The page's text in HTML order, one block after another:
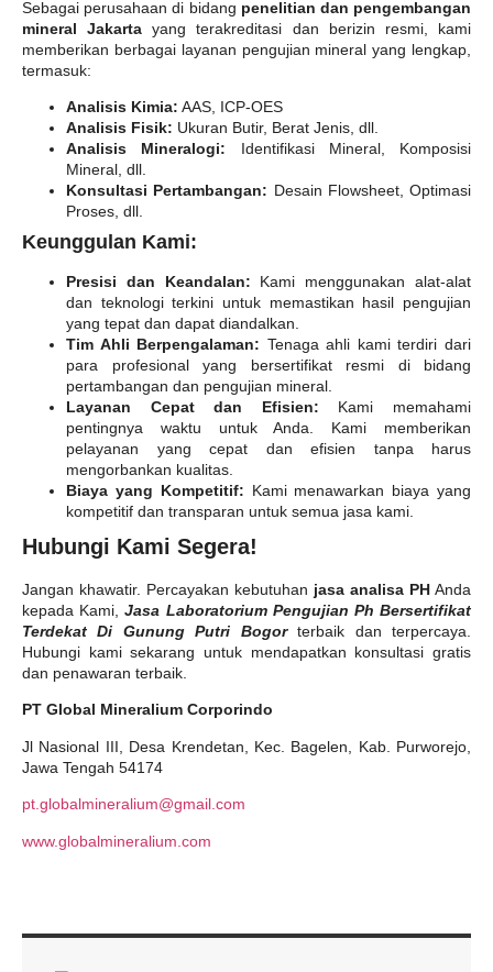
Sebagai perusahaan di bidang penelitian dan pengembangan
mineral Jakarta yang terakreditasi dan berizin resmi, kami
memberikan berbagai layanan pengujian mineral yang lengkap,
termasuk:
Analisis Kimia: AAS, ICP-OES
Analisis Fisik: Ukuran Butir, Berat Jenis, dll.
Analisis Mineralogi: Identifikasi Mineral, Komposisi
Mineral, dll.
Konsultasi Pertambangan: Desain Flowsheet, Optimasi
Proses, dll.
Keunggulan Kami:
Presisi dan Keandalan: Kami menggunakan alat-alat
dan teknologi terkini untuk memastikan hasil pengujian
yang tepat dan dapat diandalkan.
Tim Ahli Berpengalaman: Tenaga ahli kami terdiri dari
para profesional yang bersertifikat resmi di bidang
pertambangan dan pengujian mineral.
Layanan Cepat dan Efisien: Kami memahami
pentingnya waktu untuk Anda. Kami memberikan
pelayanan yang cepat dan efisien tanpa harus
mengorbankan kualitas.
Biaya yang Kompetitif: Kami menawarkan biaya yang
kompetitif dan transparan untuk semua jasa kami.
Hubungi Kami Segera!
Jangan khawatir. Percayakan kebutuhan jasa analisa PH Anda
kepada Kami,Jasa Laboratorium Pengujian Ph Bersertifikat
Terdekat Di Gunung Putri Bogorterbaik dan terpercaya.
Hubungi kami sekarang untuk mendapatkan konsultasi gratis
dan penawaran terbaik.
PT Global Mineralium Corporindo
Jl Nasional III, Desa Krendetan, Kec. Bagelen, Kab. Purworejo,
Jawa Tengah 54174
pt.globalmineralium@gmail.com
www.globalmineralium.com